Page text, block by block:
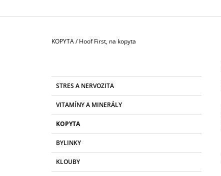
Domů
KOPYTA/ Hoof First, na kopyta
kategorie
K
A
T
G
O
R
E
STRES A NERVOZITA
VITAMÍNY A MINERÁLY
KOPYTA
BYLINKY
KLOUBY